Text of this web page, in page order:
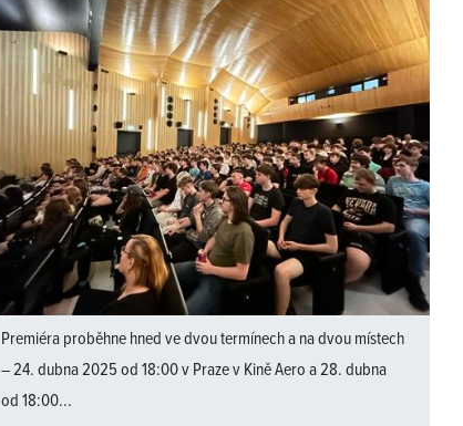
Premiéra proběhne hned ve dvou termínech a na dvou místech
– 24. dubna 2025 od 18:00 v Praze v Kině Aero a 28. dubna
od 18:00...